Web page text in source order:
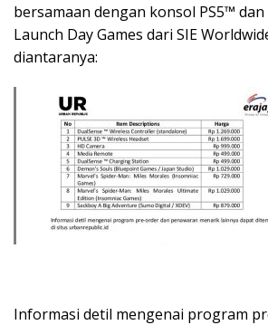
bersamaan dengan konsol PS5™
Launch Day Games dari SIE
diantaranya:
Informasi detil mengenai program